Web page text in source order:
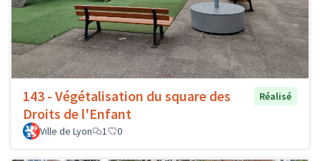
143 - Végétalisation du square des
Droits de l'Enfant
Réalisé
Ville de Lyon 1 0